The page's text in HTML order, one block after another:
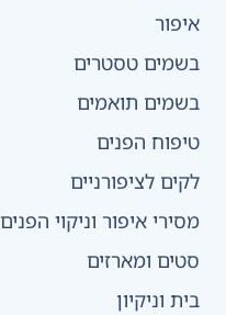
איפור
בשמים טסטרים
בשמים תואמים
טיפוח הפנים
לקים לציפורניים
מסירי איפור וניקוי הפנים
סטים ומארזים
בית וניקיון